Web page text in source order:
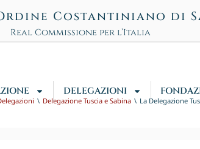
Costantiniano di
Real Commissione per l’Italia
DELEGAZIONI
Delegazione Tuscia e Sabina La Delegazione